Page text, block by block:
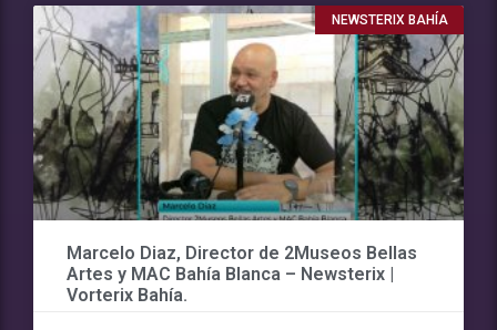
NEWSTERIX BAHÍA
Marcelo Diaz, Director de 2Museos Bellas
Artes y MAC Bahía Blanca – Newsterix |
Vorterix Bahía.